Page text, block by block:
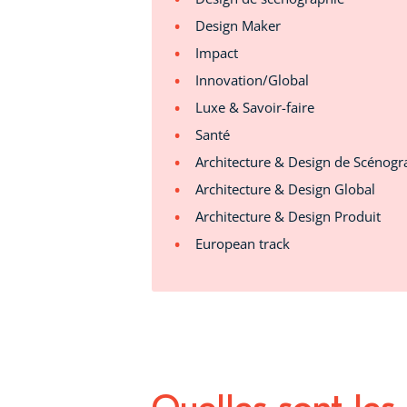
Design Maker
Impact
Innovation/Global
Luxe & Savoir-faire
Santé
Architecture & Design de
Architecture & Design Global
Architecture & Design Produit
European track